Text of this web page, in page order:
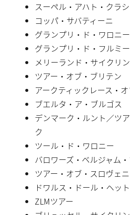
スーペル・アハト・クラ
コッパ・サバティーニ
グランプリ・ド・ワロニー
グランプリ・ド・フルミー
メリーランド・サイクリ
ツアー・オブ・ブリテン
アークティックレース・
ブエルタ・ア・ブルゴス
デンマーク・ルント／ツ
ク
ツール・ド・ワロニー
バロワーズ・ベルジャム
ツアー・オブ・スロヴェ
ドワルス・ドール・ヘッ
ZLMツアー